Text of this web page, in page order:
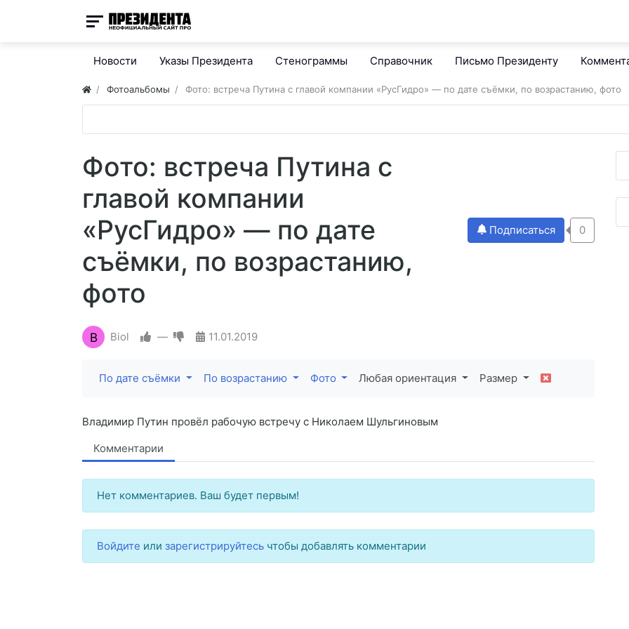
Новости Указы Президента Стенограммы Справочник Письмо Президенту
Фотоальбомы Фото: встреча Путина с главой компании «РусГидро» — по дате съёмки, по возрастанию, фото
Фото: встреча Путина с
главой компании
«РусГидро» — по дате
съёмки, по возрастанию,
фото
Подписаться 0
B Biol — 11.01.2019
По дате съёмки По возрастанию Фото Любая ориентация Размер
Владимир Путин провёл рабочую встречу с Николаем Шульгиновым
Комментарии
Нет комментариев. Ваш будет первым!
Войдите или зарегистрируйтесь чтобы добавлять комментарии